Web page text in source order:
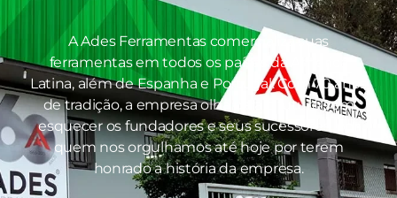
A Ades Ferramentas comercializa suas
ferramentas em todos os países da América
Latina, além de Espanha e Portugal. Com 70 anos
de tradição, a empresa olha para o futuro sem
esquecer os fundadores e seus sucessores, por
quem nos orgulhamos até hoje por terem
honrado a história da empresa.